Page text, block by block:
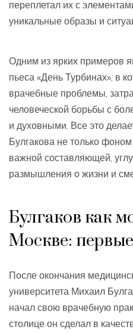
переплетал их с
уникальные образы и
Одним из ярких примеров
пьеса «День Турбинах», в
врачебные проблемы,
человеческой борьбы с
и духовными. Все это
Булгакова не только
важной составляющей,
размышления о жизни и
Булгаков как
Москве:
После окончания
университета Михаил
начал свою врачебную
столице он сделал в